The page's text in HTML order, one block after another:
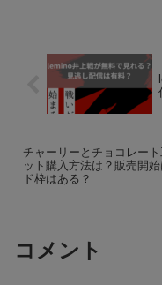
チャーリーとチョコレー
ット購入方法は？販売開
ド枠はある？
コメント